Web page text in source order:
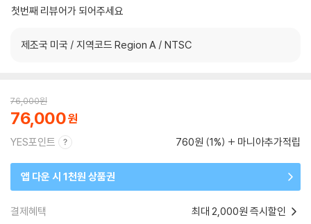
첫번째 리뷰어가 되어주세요
제조국 미국 / 지역코드 Region A / NTSC
76,000원
76,000
YES포인트 760원 (1%) 마니아추가적립
앱 다운 시 1천원 상품권
결제혜택 최대 2,000원 즉시할인